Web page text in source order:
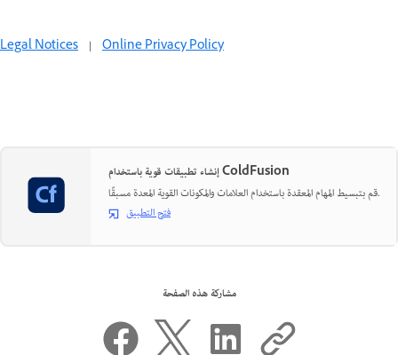
Legal Notices | Online Privacy Policy
إنشاء تطبيقات قوية باستخدام ColdFusion
قم بتبسيط المهام المعقدة باستخدام العلامات والمكونات القوية المعدة مسبقًا.
فتح التطبيق
مشاركة هذه الصفحة